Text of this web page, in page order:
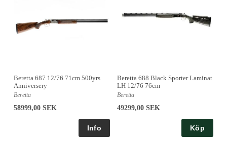
Beretta 687 12/76 71cm 500yrs
Anniversery
Beretta
58999,00 SEK
Beretta 688 Black Sporter Laminat
LH 12/76 76cm
Beretta
49299,00 SEK
Köp